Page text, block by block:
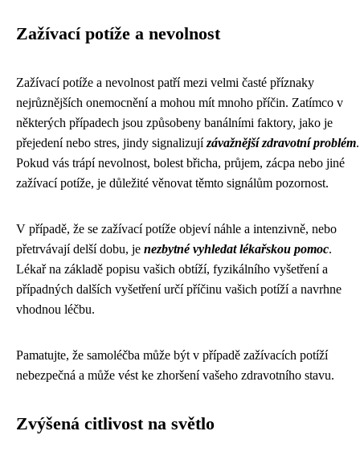
Zažívací potíže a nevolnost
Zažívací potíže a nevolnost patří mezi velmi časté příznaky
nejrůznějších onemocnění a mohou mít mnoho příčin. Zatímco v
některých případech jsou způsobeny banálními faktory, jako je
přejedení nebo stres, jindy signalizujízávažnější zdravotní problém.
Pokud vás trápí nevolnost, bolest břicha, průjem, zácpa nebo jiné
zažívací potíže, je důležité věnovat těmto signálům pozornost.
V případě, že se zažívací potíže objeví náhle a intenzivně, nebo
přetrvávají delší dobu, je nezbytné vyhledat lékařskou pomoc.
Lékař na základě popisu vašich obtíží, fyzikálního vyšetření a
případných dalších vyšetření určí příčinu vašich potíží a navrhne
vhodnou léčbu.
Pamatujte, že samoléčba může být v případě zažívacích potíží
nebezpečná a může vést ke zhoršení vašeho zdravotního stavu.
Zvýšená citlivost na světlo